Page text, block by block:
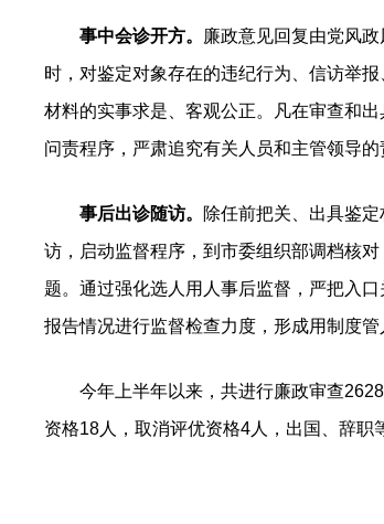
事中会诊开方。
廉政意见回复由党风
时，对鉴定对象存在的违纪行为、信访举
材料的实事求是、客观公正。凡在审查和
问责程序，严肃追究有关人员和主管领导的
事后出诊随访。
除任前把关、出具鉴
访，启动监督程序，到市委组织部调档核
题。通过强化选人用人事后监督，严把入
报告情况进行监督检查力度，形成用制度
今年上半年以来，共进行廉政审查2628
资格18人，取消评优资格4人，出国、辞